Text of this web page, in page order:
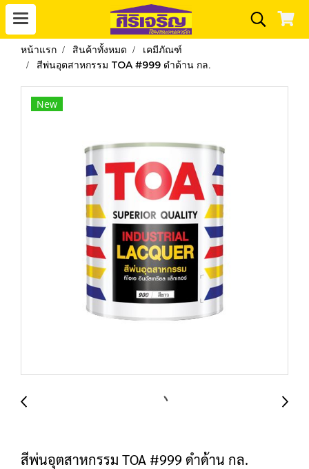
หน้าแรก สินค้าทั้งหมด
เคมีภัณฑ์
สีพ่นอุตสาหกรรม TOA #999 ดำด้าน กล.
New
สีพ่นอุตสาหกรรม TOA #999 ดำด้าน กล.